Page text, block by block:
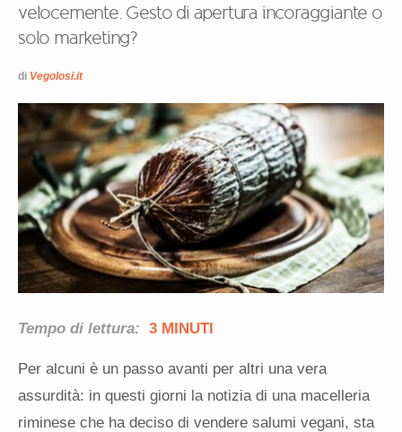
velocemente. Gesto di apertura incoraggiante o
solo marketing?
di Vegolosi.it
Tempo di lettura: 3 MINUTI
Per alcuni è un passo avanti per altri una vera
assurdità: in questi giorni la notizia di una macelleria
riminese che ha deciso di vendere salumi vegani, sta